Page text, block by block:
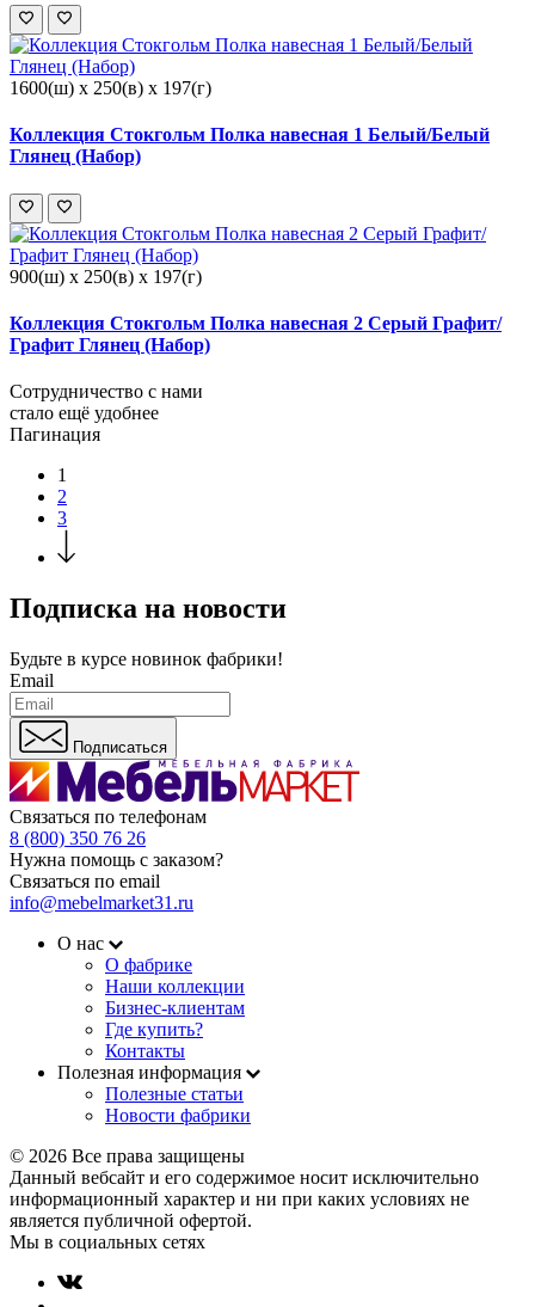
1600(ш) x 250(в) x 197(г)
Коллекция Стокгольм Полка навесная 1 Белый/Белый
Глянец (Набор)
900(ш) x 250(в) x 197(г)
Коллекция Стокгольм Полка навесная 2 Серый Графит/
Графит Глянец (Набор)
Сотрудничество с нами
стало ещё удобнее
Пагинация
1
2
3
Подписка на новости
Будьте в курсе новинок фабрики!
Email
Подписаться
Связаться по телефонам
8 (800) 350 76 26
Нужна помощь с заказом?
Связаться по email
info@mebelmarket31.ru
О нас
О фабрике
Наши коллекции
Бизнес-клиентам
Где купить?
Контакты
Полезная информация
Полезные статьи
Новости фабрики
© 2026 Все права защищены
Данный вебсайт и его содержимое носит исключительно
информационный характер и ни при каких условиях не
является публичной офертой.
Мы в социальных сетях